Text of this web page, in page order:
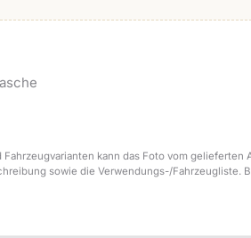
kann das Foto vom gelieferten
sowie die Verwendungs-/Fahrzeugliste.